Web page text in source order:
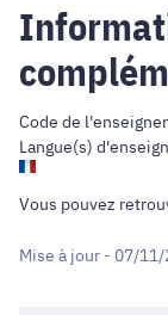
Code de
Langue(s)
Vous pouvez
Mise à jour - 07/